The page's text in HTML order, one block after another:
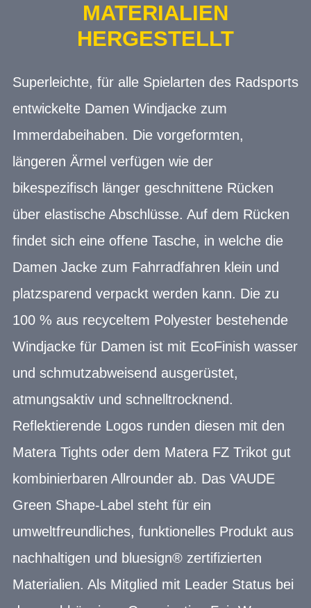
ATERIALIEN H
ERGESTELLT
Superleichte, für alle Spielarten des Radsports
entwickelte Damen Windjacke zum
Immerdabeihaben. Die vorgeformten,
längeren Ärmel verfügen wie der
bikespezifisch länger geschnittene Rücken
über elastische Abschlüsse. Auf dem Rücken
findet sich eine offene Tasche, in welche die
Damen Jacke zum Fahrradfahren klein und
platzsparend verpackt werden kann. Die zu
100 % aus recyceltem Polyester bestehende
Windjacke für Damen ist mit EcoFinish wasser
und schmutzabweisend ausgerüstet,
atmungsaktiv und schnelltrocknend.
Reflektierende Logos runden diesen mit den
Matera Tights oder dem Matera FZ Trikot gut
kombinierbaren Allrounder ab. Das VAUDE
Green Shape-Label steht für ein
umweltfreundliches, funktionelles Produkt aus
nachhaltigen und bluesign® zertifizierten
Materialien. Als Mitglied mit Leader Status bei